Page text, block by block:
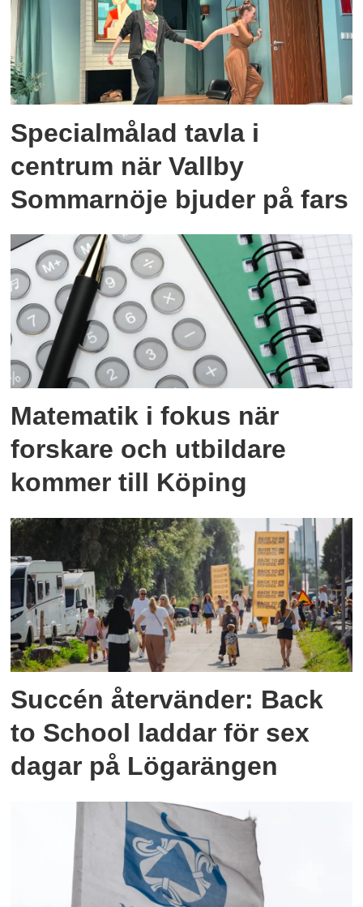
Specialmålad tavla i
centrum när Vallby
Sommarnöje bjuder på fars
Matematik i fokus när
forskare och utbildare
kommer till Köping
Succén återvänder: Back
to School laddar för sex
dagar på Lögarängen